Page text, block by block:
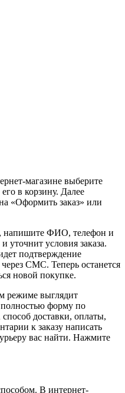
магазине выберите
в корзину. Далее
«Оформить заказ» или
напишите ФИО, телефон и
уточнит условия заказа.
подтверждение
СМС. Теперь останется
новой покупке.
режиме выглядит
форму по
доставки, оплаты,
к заказу написать
вас найти. Нажмите
В интернет-